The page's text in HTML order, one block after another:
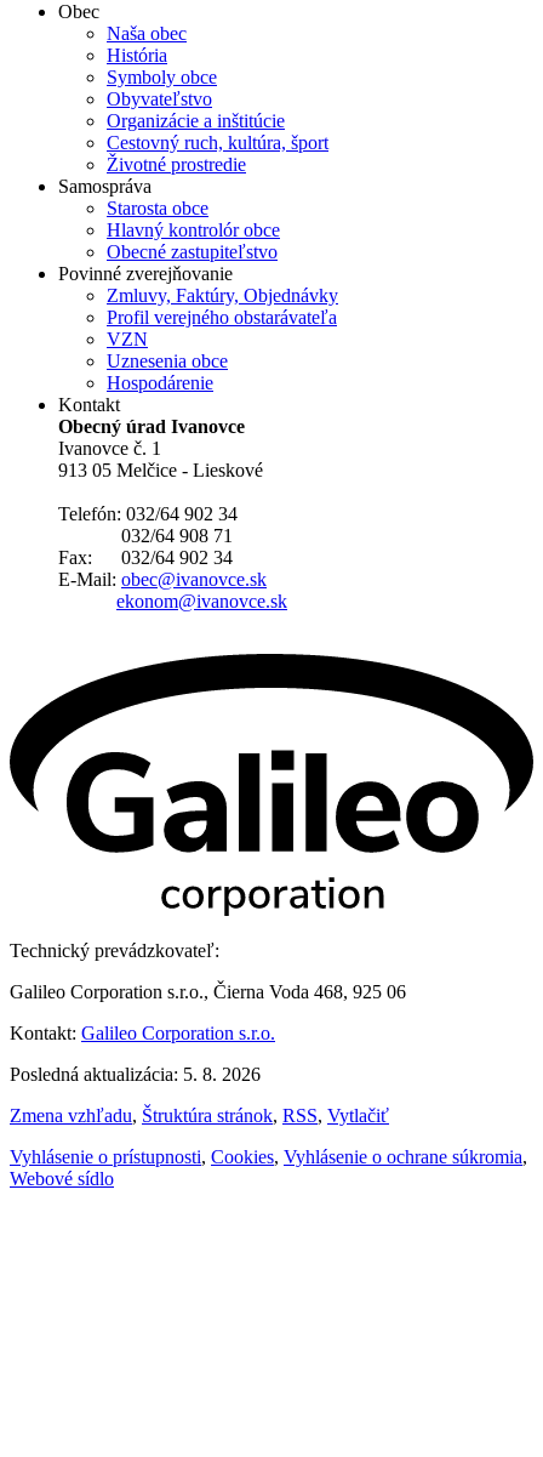
Obec
Naša obec
História
Symboly obce
Obyvateľstvo
Organizácie a inštitúcie
Cestovný ruch, kultúra, šport
Životné prostredie
Samospráva
Starosta obce
Hlavný kontrolór obce
Obecné zastupiteľstvo
Povinné zverejňovanie
Zmluvy, Faktúry, Objednávky
Profil verejného obstarávateľa
VZN
Uznesenia obce
Hospodárenie
Kontakt
Obecný úrad Ivanovce
Ivanovce č. 1
913 05 Melčice - Lieskové
Telefón: 032/64 902 34
032/64 908 71
Fax: 032/64 902 34
E-Mail: obec@ivanovce.sk
ekonom@ivanovce.sk
Technický prevádzkovateľ:
Galileo Corporation s.r.o., Čierna Voda 468, 925 06
Kontakt: Galileo Corporation s.r.o.
Posledná aktualizácia: 5. 8. 2026
Zmena vzhľadu, Štruktúra stránok, RSS, Vytlačiť
Vyhlásenie o prístupnosti, Cookies, Vyhlásenie o ochrane súkromia,
Webové sídlo